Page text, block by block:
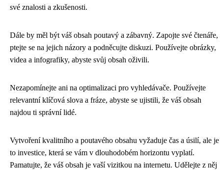
své znalosti a zkušenosti.
Dále by měl být váš obsah poutavý a zábavný. Zapojte své čtenáře,
ptejte se na jejich názory a podněcujte diskuzi. Používejte obrázky,
videa a infografiky, abyste svůj obsah oživili.
Nezapomínejte ani na optimalizaci pro vyhledávače. Používejte
relevantní klíčová slova a fráze, abyste se ujistili, že váš obsah
najdou ti správní lidé.
Vytvoření kvalitního a poutavého obsahu vyžaduje čas a úsilí, ale je
to investice, která se vám v dlouhodobém horizontu vyplatí.
Pamatujte, že váš obsah je vaší vizitkou na internetu. Udělejte z něj